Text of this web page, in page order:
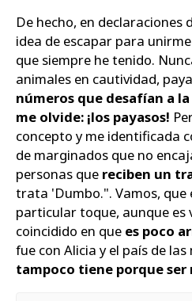
De hecho, en declaraciones
idea de escapar para
que siempre he tenido.
animales en cautividad,
números que desafían a
me olvide: ¡los payasos!
concepto y me identificada
de marginados que no
personas que reciben un
trata 'Dumbo.". Vamos,
particular toque, aunque es
coincidido en que es poco
fue con Alicia y el país de
tampoco tiene porque ser